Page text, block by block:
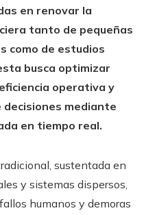
en renovar la
tanto de pequeñas
como de estudios
busca optimizar
operativa y
mediante
en tiempo real.
sustentada en
y sistemas dispersos,
humanos y demoras